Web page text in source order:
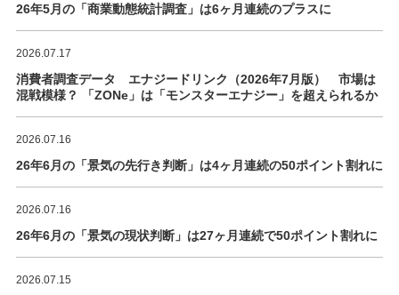
26年5月の「商業動態統計調査」は6ヶ月連続のプラスに
2026.07.17
消費者調査データ エナジードリンク（2026年7月版） 市場は
混戦模様？ 「ZONe」は「モンスターエナジー」を超えられるか
2026.07.16
26年6月の「景気の先行き判断」は4ヶ月連続の50ポイント割れに
2026.07.16
26年6月の「景気の現状判断」は27ヶ月連続で50ポイント割れに
2026.07.15